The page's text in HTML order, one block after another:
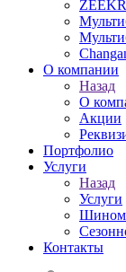
ZEEKR
О компании
Назад
О
Акции
Портфолио
Услуги
Назад
Услуги
Контакты